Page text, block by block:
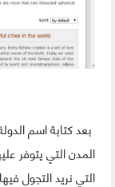
بعد كتابة اسم
المدن التي يتوفر
التي نريد التجول